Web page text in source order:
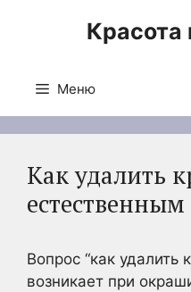
Красота
Меню
Как удалить
Вопрос “как удалить
возникает при